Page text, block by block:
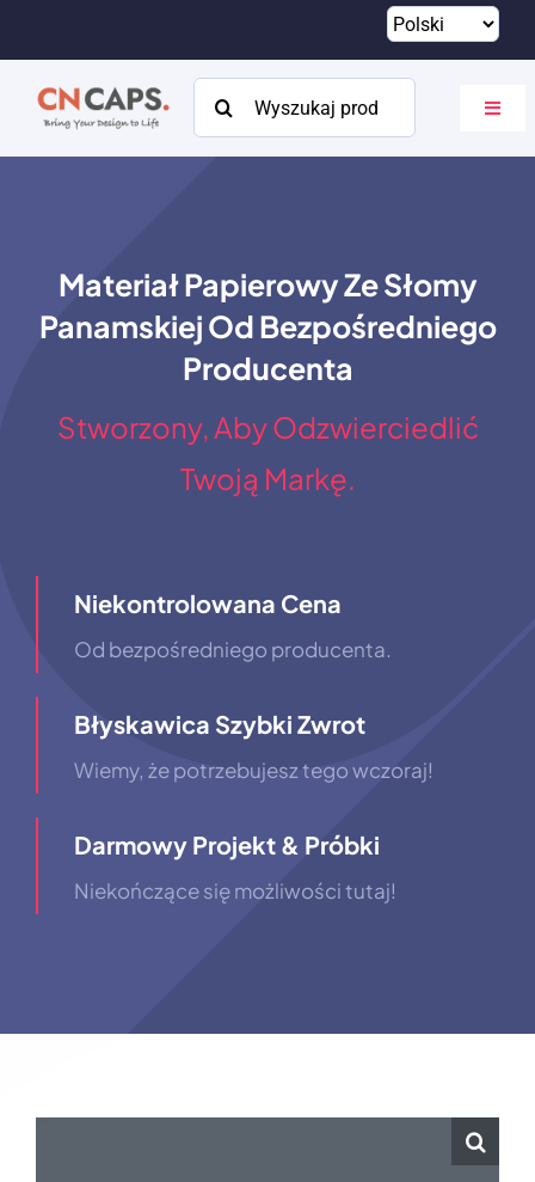
treści
Szukaj:
Katalog
Zasoby
Materiał Papierowy Ze Słomy
Panamskiej Od Bezpośredniego
Producenta
Stworzony, Aby Odzwierciedlić
Twoją Markę.
Niekontrolowana Cena
Od bezpośredniego producenta.
Błyskawica Szybki Zwrot
Wiemy, że potrzebujesz tego wczoraj!
Darmowy Projekt & Próbki
Niekończące się możliwości tutaj!